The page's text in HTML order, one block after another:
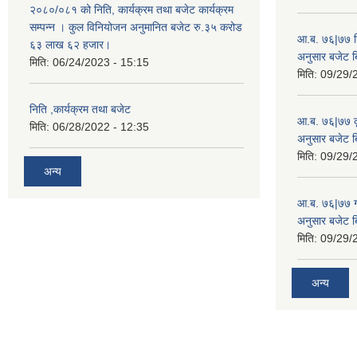
२०८०/०८१ को निति, कार्यक्रम तथा बजेट कार्यक्रम
सम्पन्न । कुल विनियोजन अनुमानित बजेट रु.३५ करोड
६३ लाख ६२ हजार।
मिति: 06/24/2023 - 15:15
निति ,कार्यक्रम तथा बजेट
मिति: 06/28/2022 - 12:35
अन्य
आ.ब. ७६|७७
अनुसार बजेट
मिति: 09/29/
आ.ब. ७६|७७
अनुसार बजेट
मिति: 09/29/
आ.ब. ७६|७७
अनुसार बजेट
मिति: 09/29/
अन्य